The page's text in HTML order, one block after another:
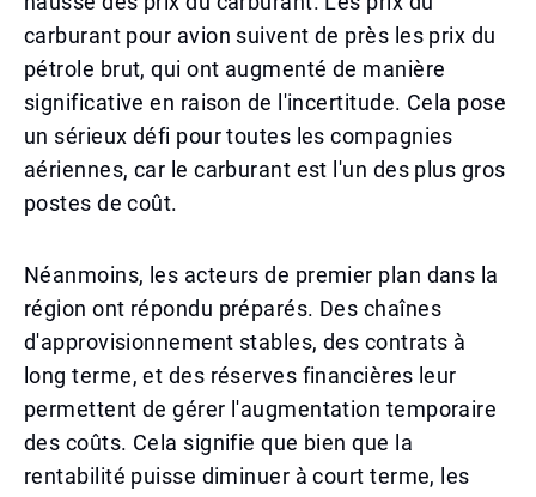
carburant pour avion suivent de près les prix du
pétrole brut, qui ont augmenté de manière
significative en raison de l'incertitude. Cela pose
un sérieux défi pour toutes les compagnies
aériennes, car le carburant est l'un des plus gros
postes de coût.
Néanmoins, les acteurs de premier plan dans la
région ont répondu préparés. Des chaînes
d'approvisionnement stables, des contrats à
long terme, et des réserves financières leur
permettent de gérer l'augmentation temporaire
des coûts. Cela signifie que bien que la
rentabilité puisse diminuer à court terme, les